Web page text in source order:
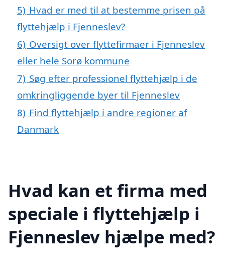
5) Hvad er med til at bestemme prisen på
flyttehjælp i Fjenneslev?
6) Oversigt over flyttefirmaer i Fjenneslev
eller hele Sorø kommune
7) Søg efter professionel flyttehjælp i de
omkringliggende byer til Fjenneslev
8) Find flyttehjælp i andre regioner af
Danmark
Hvad kan et firma med
speciale i flyttehjælp i
Fjenneslev hjælpe med?